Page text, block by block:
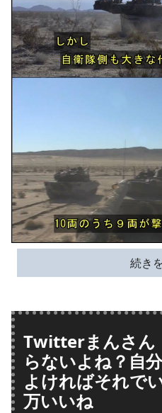
続き
Twitterまんさん
らないよね？自
よければそれで
万いいね